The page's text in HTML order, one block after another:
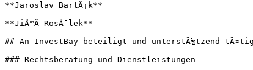
**Jaroslav BartÃ¡k**
**JiÅ™Ã­ RosÅ¯lek**
## An InvestBay beteiligt und unterstÃ¼tzend tÃ¤tig
### Rechtsberatung und Dienstleistungen